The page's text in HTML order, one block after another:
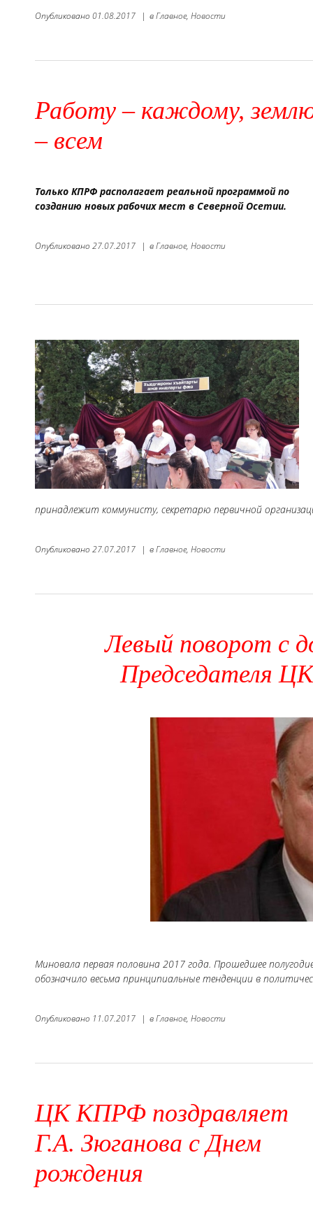
Опубликовано 01.08.2017 | вГлавное, Новости
Работу – каждому,
– всем
Только КПРФ располагает реальной программой по
созданию новых рабочих мест в Северной Осетии.
Опубликовано 27.07.2017 | вГлавное, Новости
принадлежит коммунисту, секретарю первичной
Опубликовано 27.07.2017 | вГлавное, Новости
Левый поворот с
Председателя
Миновала первая половина 2017 года. Прошедшее
обозначило весьма принципиальные тенденции в
Опубликовано 11.07.2017 | вГлавное, Новости
ЦК КПРФ поздравляет
Г.А. Зюганова с Днем
рождения